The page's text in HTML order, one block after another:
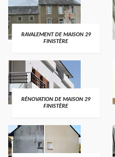
RAVALEMENT DE MAISON 29
FINISTÈRE
RÉNOVATION DE MAISON 29
FINISTÈRE